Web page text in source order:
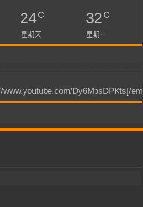
24C
星期天
32C
星期一
www.youtube.com/Dy6MpsDPKts[/